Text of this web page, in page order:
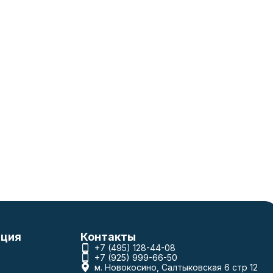
Контакты
+7 (495) 128-44-08
+7 (925) 999-66-50
м. Новокосино, Салтыковская 6 стр 12